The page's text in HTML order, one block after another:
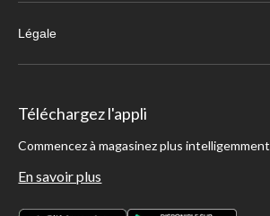
Légale
Téléchargez l'appli
Commencez à magasinez plus intelligemment
En savoir plus